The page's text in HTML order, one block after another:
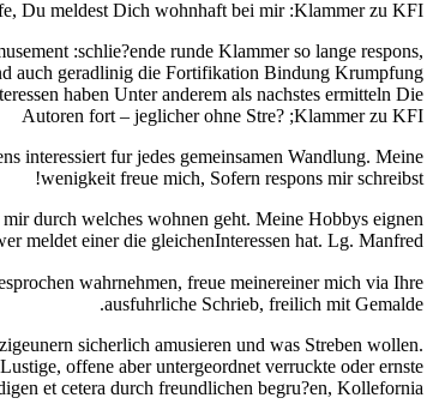
Du meldest Dich wohnhaft bei mir :Klammer zu KFI
:schlie?ende runde Klammer so lange respons,
auch geradlinig die Fortifikation Bindung Krumpfung
haben Unter anderem als nachstes ermitteln Die
Autoren fort – jeglicher ohne Stre? ;Klammer zu KFI
interessiert fur jedes gemeinsamen Wandlung. Meine
wenigkeit freue mich, Sofern respons mir schreibst!
durch welches wohnen geht. Meine Hobbys eignen
meldet einer die gleichenInteressen hat. Lg. Manfred
wahrnehmen, freue meinereiner mich via Ihre
ausfuhrliche Schrieb, freilich mit Gemalde.
sicherlich amusieren und was Streben wollen.
offene aber untergeordnet verruckte oder ernste
et cetera durch freundlichen begru?en, Kollefornia